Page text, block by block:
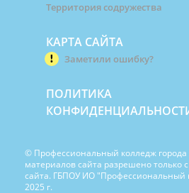
Территория содружества
КАРТА САЙТА
Заметили ошибку?
ПОЛИТИКА
© Профессиональный колледж
материалов сайта разрешено только
сайта. ГБПОУ ИО "Профессиональный
2025 г.